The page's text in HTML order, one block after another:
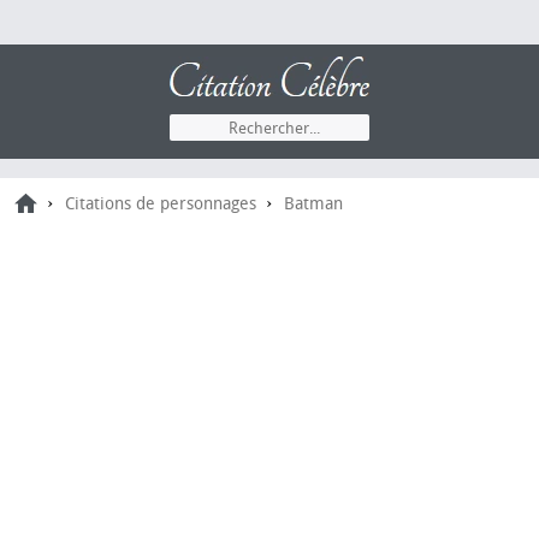
› Citations de personnages › Batman